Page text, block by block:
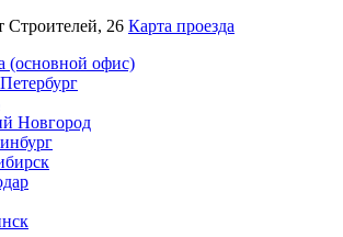
Строителей, 26 Карта проезда
(основной офис)
Новгород